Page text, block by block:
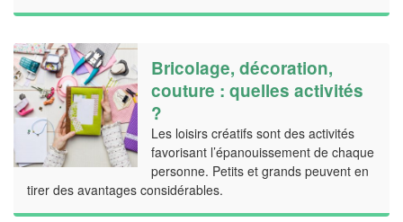
Bricolage, décoration,
couture : quelles activités
?
Les loisirs créatifs sont des activités
favorisant l’épanouissement de chaque
personne. Petits et grands peuvent en
tirer des avantages considérables.